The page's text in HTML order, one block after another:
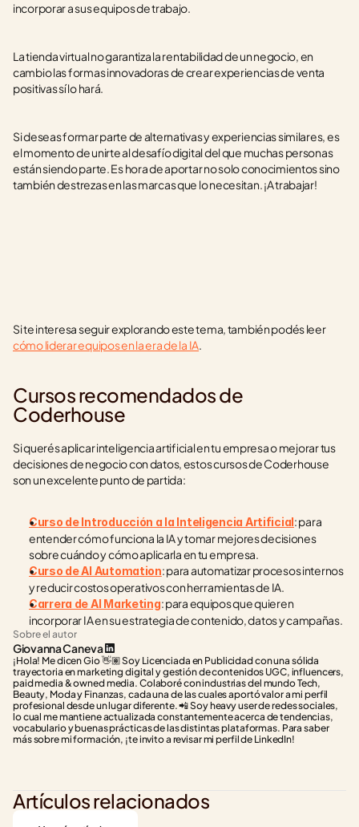
incorporar a sus equipos de trabajo.
La tienda virtual no garantiza la rentabilidad de un negocio, en
cambio las formas innovadoras de crear experiencias de venta
positivas sí lo hará.
Si deseas formar parte de alternativas y experiencias similares, es
el momento de unirte al desafío digital del que muchas personas
están siendo parte. Es hora de aportar no solo conocimientos sino
también destrezas en las marcas que lo necesitan. ¡A trabajar!
Si te interesa seguir explorando este tema, también podés leer
cómo liderar equipos en la era de la IA.
Cursos recomendados de
Coderhouse
Si querés aplicar inteligencia artificial en tu empresa o mejorar tus
decisiones de negocio con datos, estos cursos de Coderhouse
son un excelente punto de partida:
Curso de Introducción a la Inteligencia Artificial: para
entender cómo funciona la IA y tomar mejores decisiones
sobre cuándo y cómo aplicarla en tu empresa.
Curso de AI Automation: para automatizar procesos internos
y reducir costos operativos con herramientas de IA.
Carrera de AI Marketing: para equipos que quieren
incorporar IA en su estrategia de contenido, datos y campañas.
Sobre el autor
Giovanna Caneva
¡Hola! Me dicen Gio 👋🏽 Soy Licenciada en Publicidad con una sólida
trayectoria en marketing digital y gestión de contenidos UGC, influencers,
paid media & owned media. Colaboré con industrias del mundo Tech,
Beauty, Moda y Finanzas, cada una de las cuales aportó valor a mi perfil
profesional desde un lugar diferente. 📲 Soy heavy user de redes sociales,
lo cual me mantiene actualizada constantemente acerca de tendencias,
vocabulario y buenas prácticas de las distintas plataformas. Para saber
más sobre mi formación, ¡te invito a revisar mi perfil de LinkedIn!
Artículos relacionados